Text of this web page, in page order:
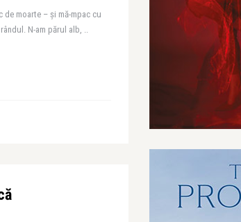
de moarte – și mă-mpac cu
N-am părul alb, ..